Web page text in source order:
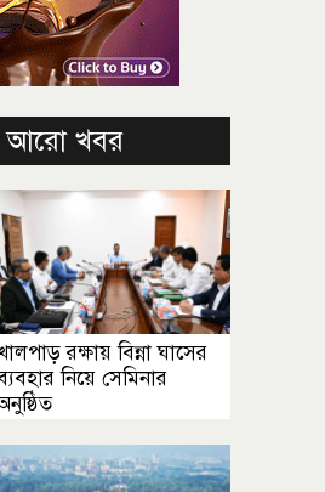
আরো খবর
রক্ষায় বিন্না ঘাসের
নিয়ে সেমিনার